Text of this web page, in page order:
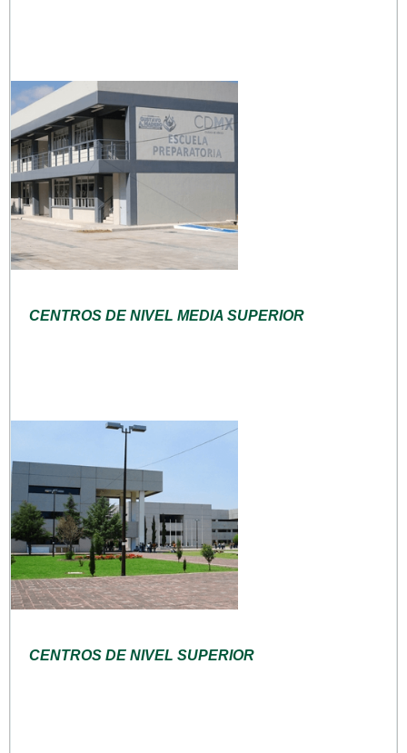
CENTROS DE NIVEL MEDIA SUPERIOR
CENTROS DE NIVEL SUPERIOR